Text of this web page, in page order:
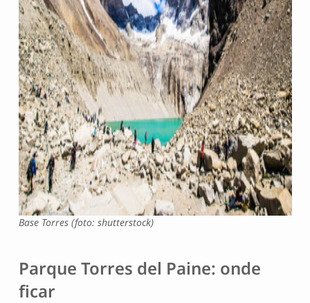
Base Torres (foto: shutterstock)
Parque Torres del Paine: onde
ficar